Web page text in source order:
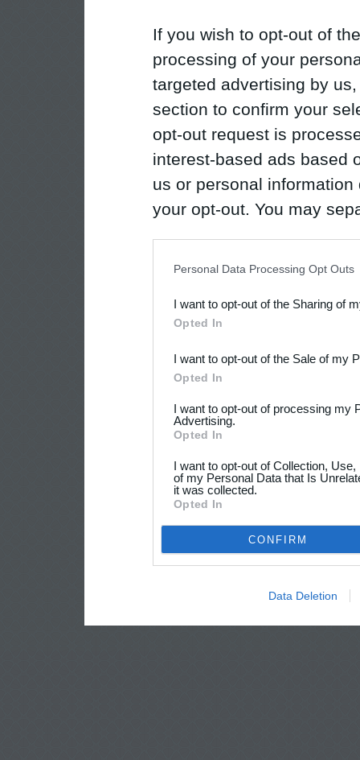
If you wish to opt-out of
processing of your
targeted advertising by
section to confirm your
opt-out request is
interest-based ads based
us or personal
your opt-out. You may
Downstream Participants
third parties.
Personal Data Processing Opt Outs
I want to opt-out of the Sharing of
Opted In
I want to opt-out of the Sale of my
Opted In
I want to opt-out of processing my
Advertising.
Opted In
I want to opt-out of Collection,
of my Personal Data that Is
it was collected.
Opted In
CONFIRM
Data Deletion